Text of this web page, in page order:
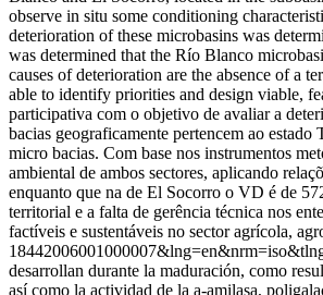
observe in situ some conditioning
deterioration of these microbasins was
was determined that the Río Blanco
causes of deterioration are the absence of a
able to identify priorities and design viable,
participativa com o objetivo de avaliar a
bacias geograficamente pertencem ao
micro bacias. Com base nos instrumentos
ambiental de ambos sectores, aplicando
enquanto que na de El Socorro o VD é de
territorial e a falta de gerência técnica nos
factíveis e sustentáveis no sector agrícola,
desarrollan durante la maduración, como
así como la actividad de la a-amilasa,